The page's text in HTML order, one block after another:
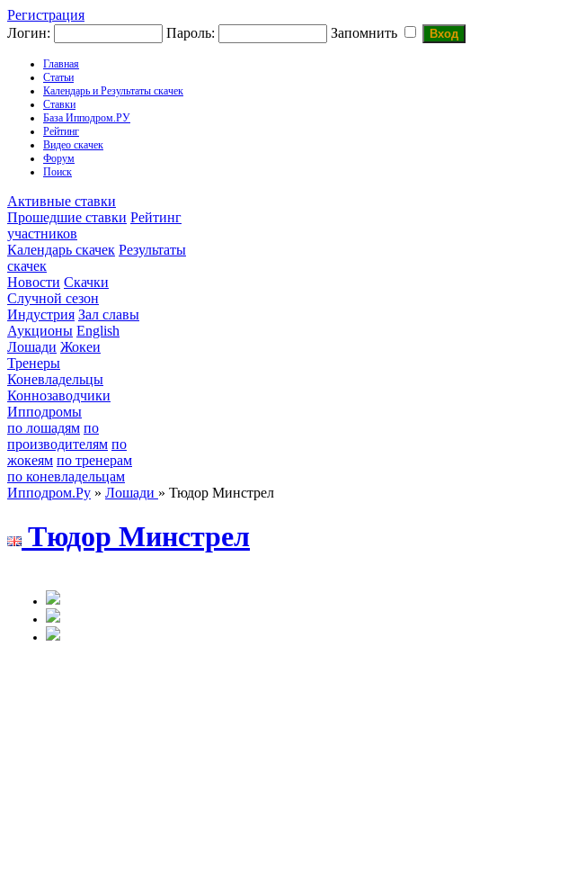
Регистрация
Логин:
Пароль: Запомнить
Главная
Статьи
Календарь и Результаты скачек
Ставки
База Ипподром.РУ
Рейтинг
Видео скачек
Форум
Поиск
Активные ставки
Прошедшие ставки Рейтинг
участников
Календарь скачек Результаты
скачек
Новости Скачки
Случной сезон
Индустрия Зал славы
Аукционы English
Лошади Жокеи
Тренеры
Коневладельцы
Коннозаводчики
Ипподромы
по лошадям по
производителям по
жокеям по тренерам
по коневладельцам
Ипподром.Ру » Лошади » Тюдор Минстрел
Tюдoр Mинcтрел